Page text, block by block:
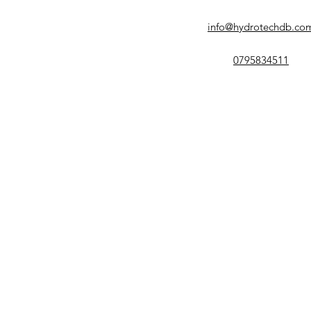
0795834511